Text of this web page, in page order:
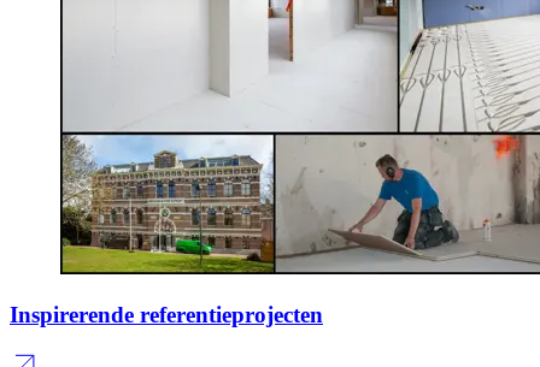
Inspirerende referentieprojecten